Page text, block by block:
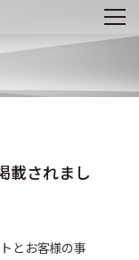
載されまし
とお客様の事